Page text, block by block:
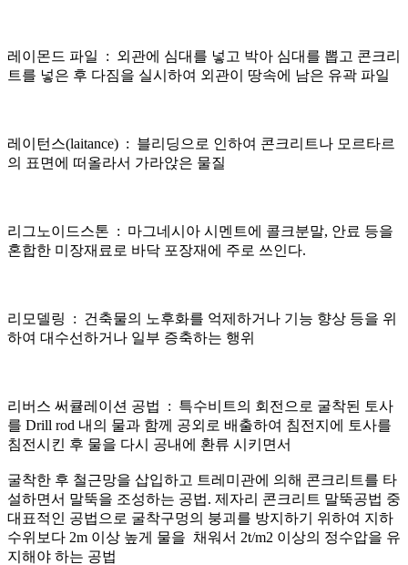
레이몬드 파일 : 외관에 심대를 넣고 박아 심대를 뽑고 콘크리
트를 넣은 후 다짐을 실시하여 외관이 땅속에 남은 유곽 파일
​레이턴스(laitance) : 블리딩으로 인하여 콘크리트나 모르타르
의 표면에 떠올라서 가라앉은 물질
리그노이드스톤 : 마그네시아 시멘트에 콜크분말, 안료 등을
혼합한 미장재료로 바닥 포장재에 주로 쓰인다.
​리모델링 : 건축물의 노후화를 억제하거나 기능 향상 등을 위
하여 대수선하거나 일부 증축하는 행위
리버스 써큘레이션 공법 : 특수비트의 회전으로 굴착된 토사
를 Drill rod 내의 물과 함께 공외로 배출하여 침전지에 토사를
침전시킨 후 물을 다시 공내에 환류 시키면서
굴착한 후 철근망을 삽입하고 트레미관에 의해 콘크리트를 타
설하면서 말뚝을 조성하는 공법. 제자리 콘크리트 말뚝공법 중
대표적인 공법으로 굴착구멍의 붕괴를 방지하기 위하여 지하
수위보다 2m 이상 높게 물을 채워서 2t/m2 이상의 정수압을 유
지해야 하는 공법